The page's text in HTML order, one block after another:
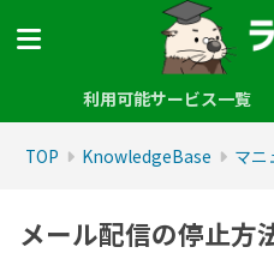
利用可能サービス一覧
TOP KnowledgeBase マニ
メール配信の停止方